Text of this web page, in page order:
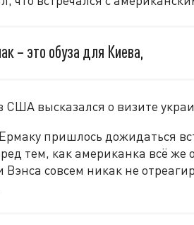
– это обуза для Киева,
США высказался о визите
пришлось дожидаться
тем, как американка всё
совсем никак не